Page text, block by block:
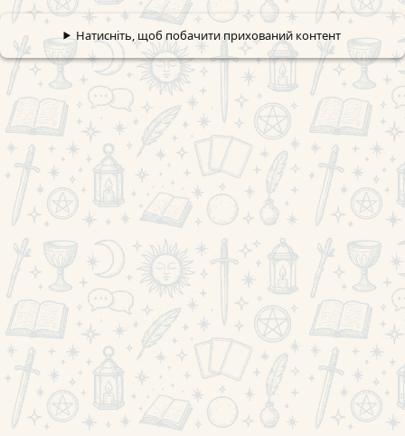
Натисніть, щоб побачити прихований контент